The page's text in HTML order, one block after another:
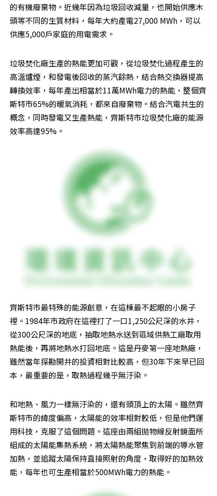
的有機廢棄物。近幾年因為垃圾回收減量，也開始供應木
頭等不同的生質材料，每年大約產電27,000 MWh，可以
供應5,000戶家庭的用電需求。
垃圾焚化廠生產的熱能更加可觀，從垃圾焚化過程產生的
高溫爐煙，和發電後回收的蒸汽餘熱，結合熱交換器提高
轉換效率，每年產出相當於11萬MWh電力的熱能，整個齊
斯特市65%的暖氣消耗，都來自廢棄物。結合汽電共生的
概念，同時發電又生產熱能，齊斯特市垃圾焚化廠的能源
效率高達95%。
齊斯特市最特殊的能源創意，在這棟最不起眼的小房子
裡。1984年市政府在這裡打了一口1,250公尺深的水井，
從300公尺深的地底，抽取地熱水送到區域供熱工廠取用
熱能後，再將地熱水打回地底。這是丹麥第一座地熱廠，
雖然當年探勘開井的投資相對比較高，但30年下來早已回
本，最重要的是，取熱過程幾乎無汙染。
和地熱、風力一樣無汙染的，還有頭頂上的太陽。雖然齊
斯特市的緯度偏高，太陽能的效率相對較低，但是他們運
用科技，克服了這個問題。這座由兩組拋物線反射鏡面所
組成的太陽能集熱系統，將太陽熱能聚焦到前端的導水管
加熱，並追蹤太陽保持直接照射的角度，取得好的加熱效
能，每年也可生產相當於500MWh電力的熱能。